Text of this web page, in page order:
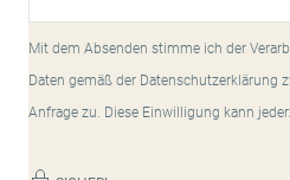
Mit dem Absenden stimme ich der
Daten gemäß der Datenschutzerklärung
Anfrage zu. Diese Einwilligung kann